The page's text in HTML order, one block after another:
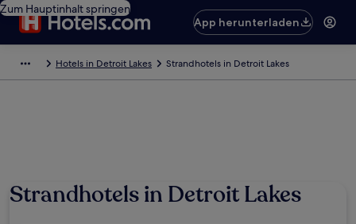
Zum Hauptinhalt springen
App herunterladen
Hotels in Detroit Lakes Strandhotels in Detroit Lakes
Strandhotels in Detroit Lakes